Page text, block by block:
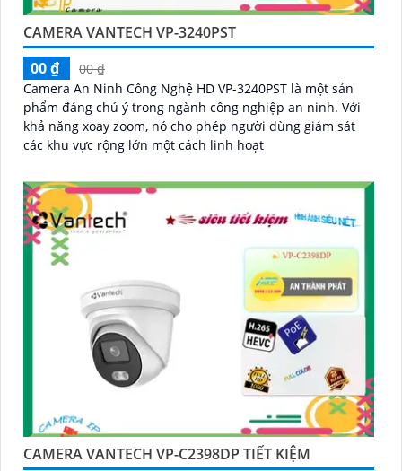
CAMERA VANTECH VP-3240PST
00 ₫
00 ₫
Camera An Ninh Công Nghệ HD VP-3240PST là một sản
phẩm đáng chú ý trong ngành công nghiệp an ninh. Với
khả năng xoay zoom, nó cho phép người dùng giám sát
các khu vực rộng lớn một cách linh hoạt
CAMERA VANTECH VP-C2398DP TIẾT KIỆM